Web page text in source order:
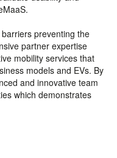
preventing the
partner expertise
mobility services that
models and EVs. By
and innovative team
which demonstrates